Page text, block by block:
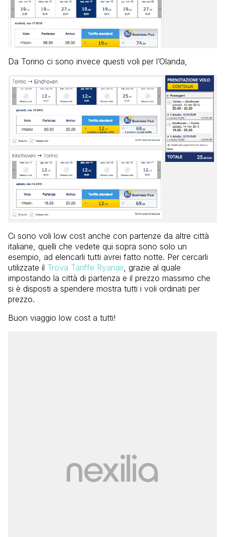
Da Torino ci sono invece questi voli per l’Olanda,
Ci sono voli low cost anche con partenze da altre città
italiane, quelli che vedete qui sopra sono solo un
esempio, ad elencarli tutti avrei fatto notte. Per cercarli
utilizzate il Trova Tariffe Ryanair, grazie al quale
impostando la città di partenza e il prezzo massimo che
si è disposti a spendere mostra tutti i voli ordinati per
prezzo.
Buon viaggio low cost a tutti!